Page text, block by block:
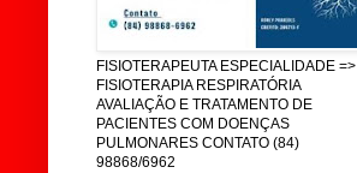
FISIOTERAPEUTA ESPECIALIDADE =>
FISIOTERAPIA RESPIRATÓRIA
AVALIAÇÃO E TRATAMENTO DE
PACIENTES COM DOENÇAS
PULMONARES CONTATO (84)
98868/6962